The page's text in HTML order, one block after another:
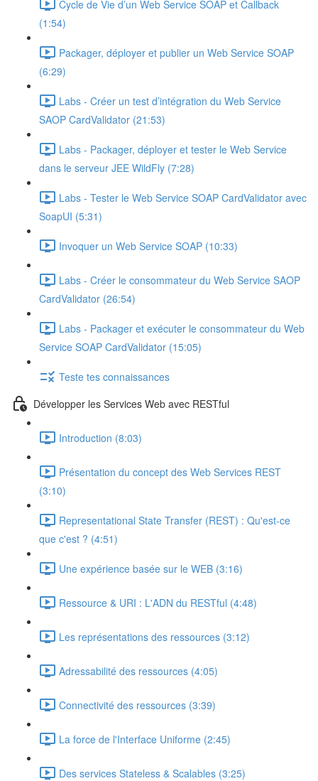
Cycle de Vie d’un Web Service SOAP et Callback
(1:54)
Packager, déployer et publier un Web Service SOAP
(6:29)
Labs - Créer un test d’intégration du Web Service
SAOP CardValidator (21:53)
Labs - Packager, déployer et tester le Web Service
dans le serveur JEE WildFly (7:28)
Labs - Tester le Web Service SOAP CardValidator avec
SoapUI (5:31)
Invoquer un Web Service SOAP (10:33)
Labs - Créer le consommateur du Web Service SAOP
CardValidator (26:54)
Labs - Packager et exécuter le consommateur du Web
Service SOAP CardValidator (15:05)
Teste tes connaissances
Développer les Services Web avec RESTful
Introduction (8:03)
Présentation du concept des Web Services REST
(3:10)
Representational State Transfer (REST) : Qu'est-ce
que c'est ? (4:51)
Une expérience basée sur le WEB (3:16)
Ressource & URI : L'ADN du RESTful (4:48)
Les représentations des ressources (3:12)
Adressabilité des ressources (4:05)
Connectivité des ressources (3:39)
La force de l'Interface Uniforme (2:45)
Des services Stateless & Scalables (3:25)